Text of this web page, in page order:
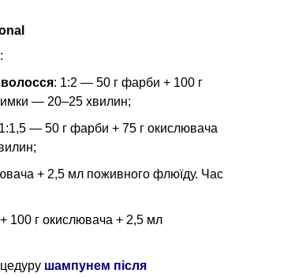
: 1:2 — 50 г фарби + 100 г
— 20–25 хвилин;
1:1,5 — 50 г фарби + 75 г окислювача
+ 2,5 мл поживного флюїду. Час
100 г окислювача + 2,5 мл
шампунем після